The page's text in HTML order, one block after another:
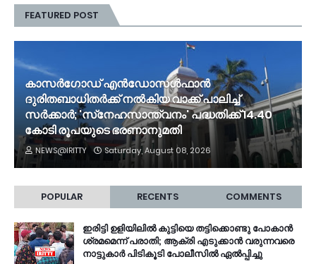
FEATURED POST
കാസർഗോഡ് എൻഡോസൾഫാൻ
ദുരിതബാധിതർക്ക് നൽകിയ വാക്ക് പാലിച്ച്
സർക്കാർ; 'സ്‌നേഹസാന്ത്വനം' പദ്ധതിക്ക് 14.40
കോടി രൂപയുടെ ഭരണാനുമതി
NEWS@IRITTY Saturday, August 08, 2026
POPULAR RECENTS COMMENTS
ഇരിട്ടി ഉളിയിലിൽ കുട്ടിയെ തട്ടിക്കൊണ്ടു പോകാൻ
ശ്രമമെന്ന് പരാതി; ആക്രി എടുക്കാൻ വരുന്നവരെ
നാട്ടുകാർ പിടികൂടി പോലീസിൽ ഏൽപ്പിച്ചു